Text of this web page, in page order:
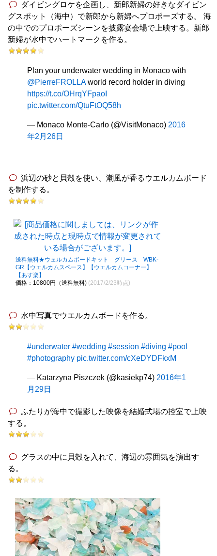
ダイビングロケを企画し、新郎新婦の好きなダイビン
グスポット（海中）で新郎から新婦へプロポーズする。 海
の中でのプロポーズシーンを披露宴会場で上映する。新郎
新婦が水中でハートマークを作る。
Plan your underwater wedding in Monaco with
@PierreFROLLAworld record holder in diving
https://t.co/OHrqYFpaoI
pic.twitter.com/QtuFtOQ58h
— Monaco Monte-Carlo (@VisitMonaco) 2016
年2月26日
浜辺の砂と貝殻を使い、潮風が香るウエルカムボード
を制作する。
送料無料★ウェルカムボードキット グリース WBK-
GR【ウエルカムスペース】【ウエルカムコーナー】
【あす楽】
価格：10800円（送料無料) (2017/2/23時点)
水中写真でウエルカムボードを作る。
#underwater #wedding #session #diving #pool
#photography pic.twitter.com/cXeDYDFkxM
— Katarzyna Piszczek (@kasiekp74) 2016年1
月29日
ふたりが海中で撮影した映像を結婚式場の控室で上映
する。
グラスの中に貝殻を入れて、海辺の雰囲気を演出す
る。